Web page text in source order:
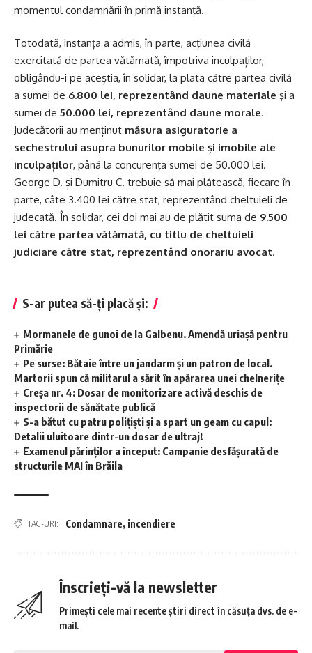
momentul condamnării în primă instanță.
Totodată, instanța a admis, în parte, acțiunea civilă
exercitată de partea vătămată, împotriva inculpaților,
obligându-i pe aceștia, în solidar, la plata către partea civilă
a sumei de 6.800 lei, reprezentând daune materiale şi a
sumei de 50.000 lei, reprezentând daune morale.
Judecătorii au menținut măsura asiguratorie a
sechestrului asupra bunurilor mobile și imobile ale
inculpaților, până la concurența sumei de 50.000 lei.
George D. și Dumitru C. trebuie să mai plătească, fiecare în
parte, câte 3.400 lei către stat, reprezentând cheltuieli de
judecată. În solidar, cei doi mai au de plătit suma de 9.500
lei către partea vătămată, cu titlu de cheltuieli
judiciare către stat, reprezentând onorariu avocat.
S-ar putea să-ți placă și:
Mormanele de gunoi de la Galbenu. Amendă uriașă pentru
Primărie
Pe surse: Bătaie între un jandarm și un patron de local.
Martorii spun că militarul a sărit în apărarea unei chelnerițe
Creșa nr. 4: Dosar de monitorizare activă deschis de
inspectorii de sănătate publică
S-a bătut cu patru polițiști și a spart un geam cu capul:
Detalii uluitoare dintr-un dosar de ultraj!
Examenul părinților a început: Campanie desfășurată de
structurile MAI în Brăila
TAG-URI: Condamnare, incendiere
Înscrieți-vă la newsletter
Primești cele mai recente știri direct în căsuța dvs. de e-
mail.